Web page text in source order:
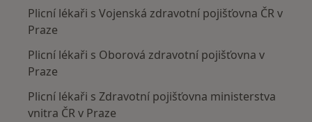
Plicní lékaři s Vojenská zdravotní pojišťovna ČR v
Praze
Plicní lékaři s Oborová zdravotní pojišťovna v
Praze
Plicní lékaři s Zdravotní pojišťovna ministerstva
vnitra ČR v Praze